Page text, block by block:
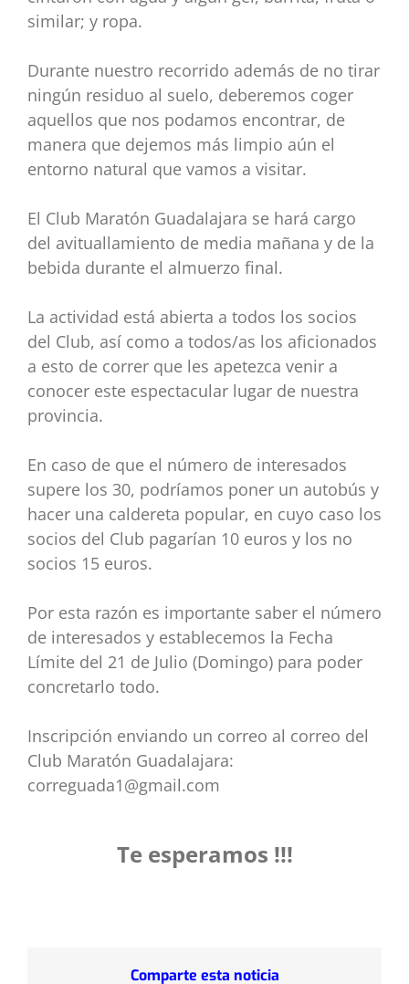
similar; y ropa.
Durante nuestro recorrido además de no tirar
ningún residuo al suelo, deberemos coger
aquellos que nos podamos encontrar, de
manera que dejemos más limpio aún el
entorno natural que vamos a visitar.
El Club Maratón Guadalajara se hará cargo
del avituallamiento de media mañana y de la
bebida durante el almuerzo final.
La actividad está abierta a todos los socios
del Club, así como a todos/as los aficionados
a esto de correr que les apetezca venir a
conocer este espectacular lugar de nuestra
provincia.
En caso de que el número de interesados
supere los 30, podríamos poner un autobús y
hacer una caldereta popular, en cuyo caso los
socios del Club pagarían 10 euros y los no
socios 15 euros.
Por esta razón es importante saber el número
de interesados y establecemos la Fecha
Límite del 21 de Julio (Domingo) para poder
concretarlo todo.
Inscripción enviando un correo al correo del
Club Maratón Guadalajara:
correguada1@gmail.com
Te esperamos !!!
Comparte esta noticia